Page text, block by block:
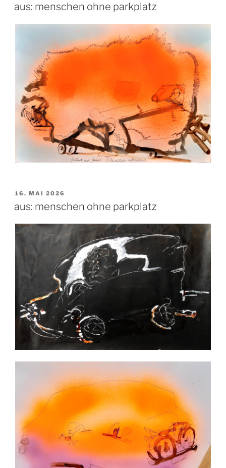
aus: menschen ohne parkplatz
VERÖFFENTLICHT
16. MAI 2026
aus: menschen ohne parkplatz